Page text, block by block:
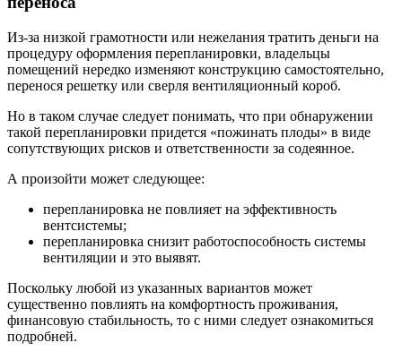
Из-за низкой грамотности или нежелания тратить деньги на
процедуру оформления перепланировки, владельцы
помещений нередко изменяют конструкцию самостоятельно,
перенося решетку или сверля вентиляционный короб.
Но в таком случае следует понимать, что при обнаружении
такой перепланировки придется «пожинать плоды» в виде
сопутствующих рисков и ответственности за содеянное.
А произойти может следующее:
перепланировка не повлияет на эффективность
вентсистемы;
перепланировка снизит работоспособность системы
вентиляции и это выявят.
Поскольку любой из указанных вариантов может
существенно повлиять на комфортность проживания,
финансовую стабильность, то с ними следует ознакомиться
подробней.